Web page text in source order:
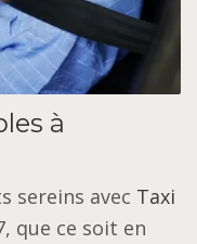
à
sereins avec Taxi
que ce soit en